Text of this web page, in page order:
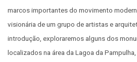
marcos importantes do movimento
visionária de um grupo de artistas e
introdução, exploraremos alguns dos
localizados na área da Lagoa da